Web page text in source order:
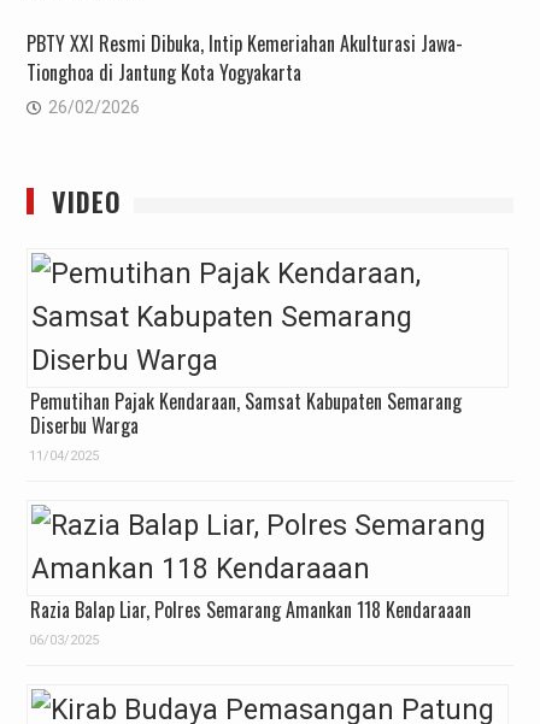
PBTY XXI Resmi Dibuka, Intip Kemeriahan Akulturasi Jawa-
Tionghoa di Jantung Kota Yogyakarta
26/02/2026
VIDEO
Pemutihan Pajak Kendaraan, Samsat Kabupaten Semarang
Diserbu Warga
11/04/2025
Razia Balap Liar, Polres Semarang Amankan 118 Kendaraaan
06/03/2025